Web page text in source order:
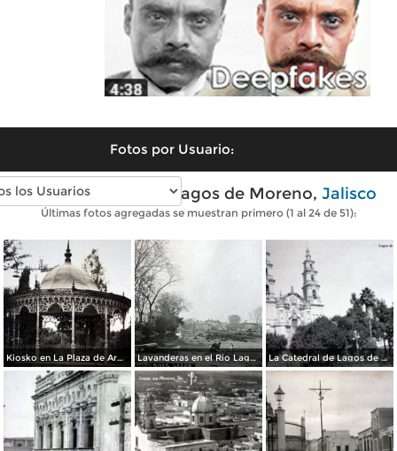
Fotos por Usuario:
Fotos antiguas de Lagos de Moreno, Jalisco
Últimas fotos agregadas se muestran primero (1 al 24 de 51):
Kiosko en La Plaza de Armas. Lavanderas en el Rio Lagos por Fotógrafo Winfield Scott. La Catedral de Lagos de Moreno, Jalisco .